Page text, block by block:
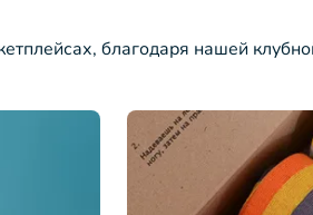
благодаря нашей